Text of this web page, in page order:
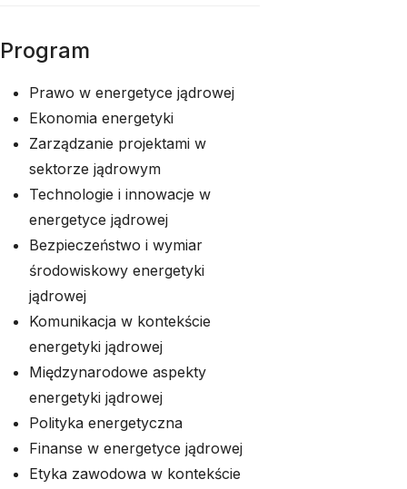
Program
Prawo w energetyce jądrowej
Ekonomia energetyki
Zarządzanie projektami w
sektorze jądrowym
Technologie i innowacje w
energetyce jądrowej
Bezpieczeństwo i wymiar
środowiskowy energetyki
jądrowej
Komunikacja w kontekście
energetyki jądrowej
Międzynarodowe aspekty
energetyki jądrowej
Polityka energetyczna
Finanse w energetyce jądrowej
Etyka zawodowa w kontekście